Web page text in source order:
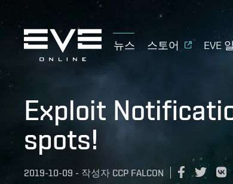
뉴스 스토어 EVE
Exploit
spots!
2019-10-09 - 작성자 CCP FALCON